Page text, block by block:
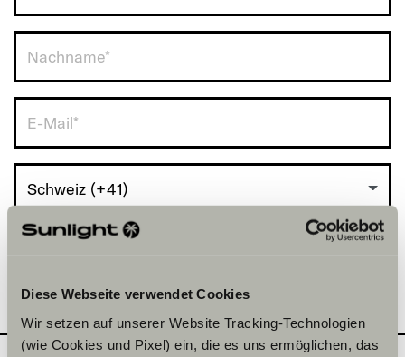
Diese Webseite verwendet Cookies
Wir setzen auf unserer Website Tracking-Technologien
(wie Cookies und Pixel) ein, die es uns ermöglichen, das
Schweiz (+41)